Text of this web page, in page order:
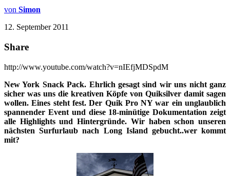
von Simon
12. September 2011
Share
http://www.youtube.com/watch?v=nIEfjMDSpdM
New York Snack Pack. Ehrlich gesagt sind wir uns nicht ganz
sicher was uns die kreativen Köpfe von Quiksilver damit sagen
wollen. Eines steht fest. Der Quik Pro NY war ein unglaublich
spannender Event und diese 18-minütige Dokumentation zeigt
alle Highlights und Hintergründe. Wir haben schon unseren
nächsten Surfurlaub nach Long Island gebucht..wer kommt
mit?